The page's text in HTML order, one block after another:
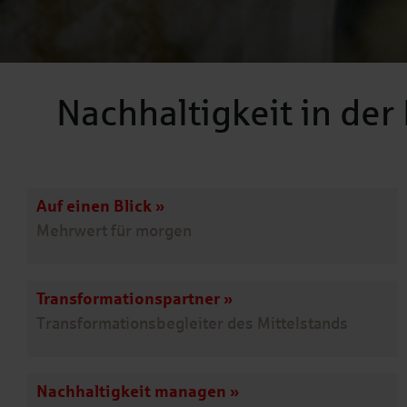
Nachhaltigkeit in der
Auf einen Blick »
Mehrwert für morgen
Transformationspartner »
Transformationsbegleiter des Mittelstands
Nachhaltigkeit managen »